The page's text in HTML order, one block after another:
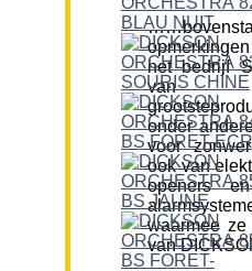
het bedrijf
onder
voor
ook van
openers
waarmee
van